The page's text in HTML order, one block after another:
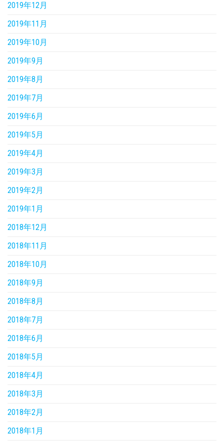
2019年12月
2019年11月
2019年10月
2019年9月
2019年8月
2019年7月
2019年6月
2019年5月
2019年4月
2019年3月
2019年2月
2019年1月
2018年12月
2018年11月
2018年10月
2018年9月
2018年8月
2018年7月
2018年6月
2018年5月
2018年4月
2018年3月
2018年2月
2018年1月